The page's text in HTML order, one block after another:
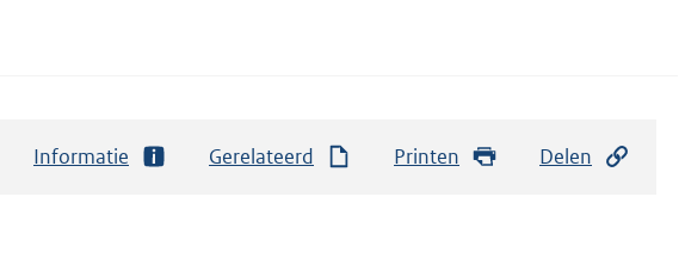
Informatie Gerelateerd Printen Delen